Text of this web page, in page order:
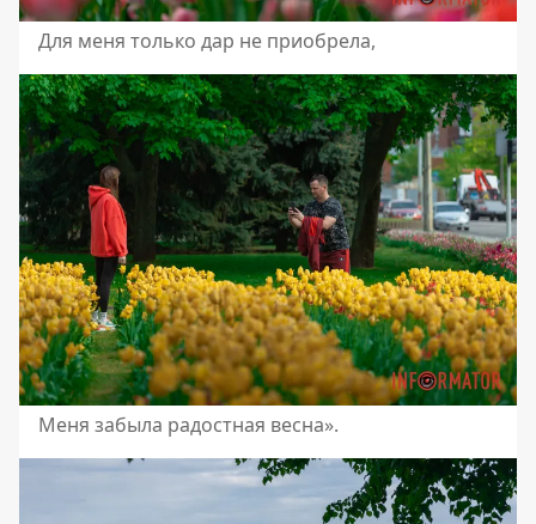
Для меня только дар не приобрела,
Меня забыла радостная весна».